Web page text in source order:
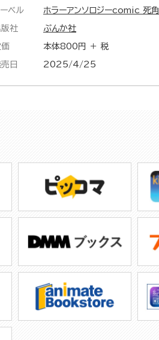
ベル ホラーアンソロジーcomic 死角
社 ぶんか社
本体800円 ＋ 税
日 2025/4/25